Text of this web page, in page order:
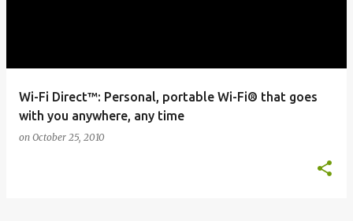
Wi-Fi Direct™: Personal, portable Wi-Fi® that goes
with you anywhere, any time
on October 25, 2010